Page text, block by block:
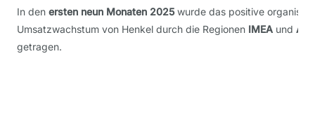
In den ersten neun Monaten 2025wurde das positive
Umsatzwachstum von Henkel durch die Regionen IMEA und
getragen.